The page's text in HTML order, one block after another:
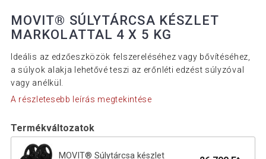
MOVIT® SÚLYTÁRCSA KÉSZLET
MARKOLATTAL 4 X 5 KG
Ideális az edzőeszközök felszereléséhez vagy bővítéséhez,
a súlyok alakja lehetővé teszi az erőnléti edzést súlyzóval
vagy anélkül.
A részletesebb leírás megtekintése
Termékváltozatok
MOVIT® Súlytárcsa készlet